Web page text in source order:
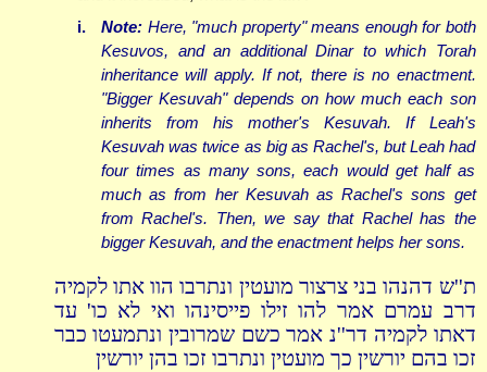
i.
Note: Here, "much property" means enough for both
Kesuvos, and an additional Dinar to which Torah
inheritance will apply. If not, there is no enactment.
"Bigger Kesuvah" depends on how much each son
inherits from his mother's Kesuvah. If Leah's
Kesuvah was twice as big as Rachel's, but Leah had
four times as many sons, each would get half as
much as from her Kesuvah as Rachel's sons get
from Rachel's. Then, we say that Rachel has the
bigger Kesuvah, and the enactment helps her sons.
ת''ש דהנהו בני צרצור מועטין ונתרבו הוו אתו לקמיה
דרב עמרם אמר להו זילו פייסינהו ואי לא כו' עד
דאתו לקמיה דר''נ אמר כשם שמרובין ונתמעטו כבר
זכו בהם יורשין כך מועטין ונתרבו זכו בהן יורשין